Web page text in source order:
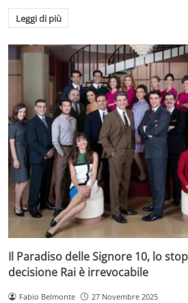
Leggi di più
Il Paradiso delle Signore 10, lo
decisione Rai è irrevocabile
Fabio Belmonte 27 Novembre 2025